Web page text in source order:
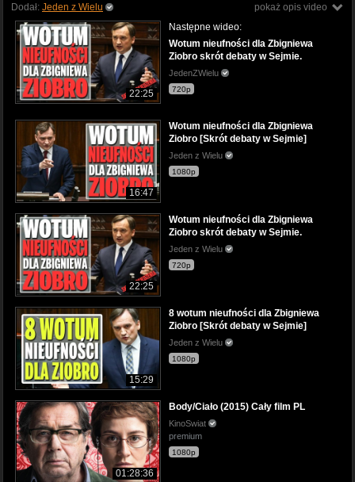
pokaż opis video
Dodał: Jeden z Wielu
22:25
Następne wideo:
Wotum nieufności dla Zbigniewa
Ziobro skrót debaty w Sejmie.
JedenZWielu
720p
16:47
Wotum nieufności dla Zbigniewa
Ziobro [Skrót debaty w Sejmie]
Jeden z Wielu
1080p
22:25
Wotum nieufności dla Zbigniewa
Ziobro skrót debaty w Sejmie.
Jeden z Wielu
720p
15:29
8 wotum nieufności dla Zbigniewa
Ziobro [Skrót debaty w Sejmie]
Jeden z Wielu
1080p
01:28:36
Body/Ciało (2015) Cały film PL
KinoSwiat
premium
1080p